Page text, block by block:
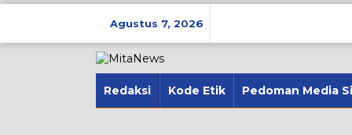
Agustus 7, 2026
Redaksi Kode Etik Pedoman Media